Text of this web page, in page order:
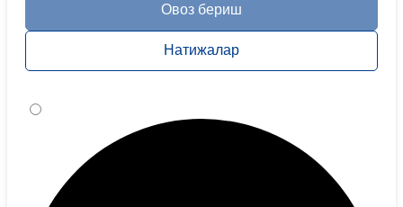
Овоз бериш
Натижалар